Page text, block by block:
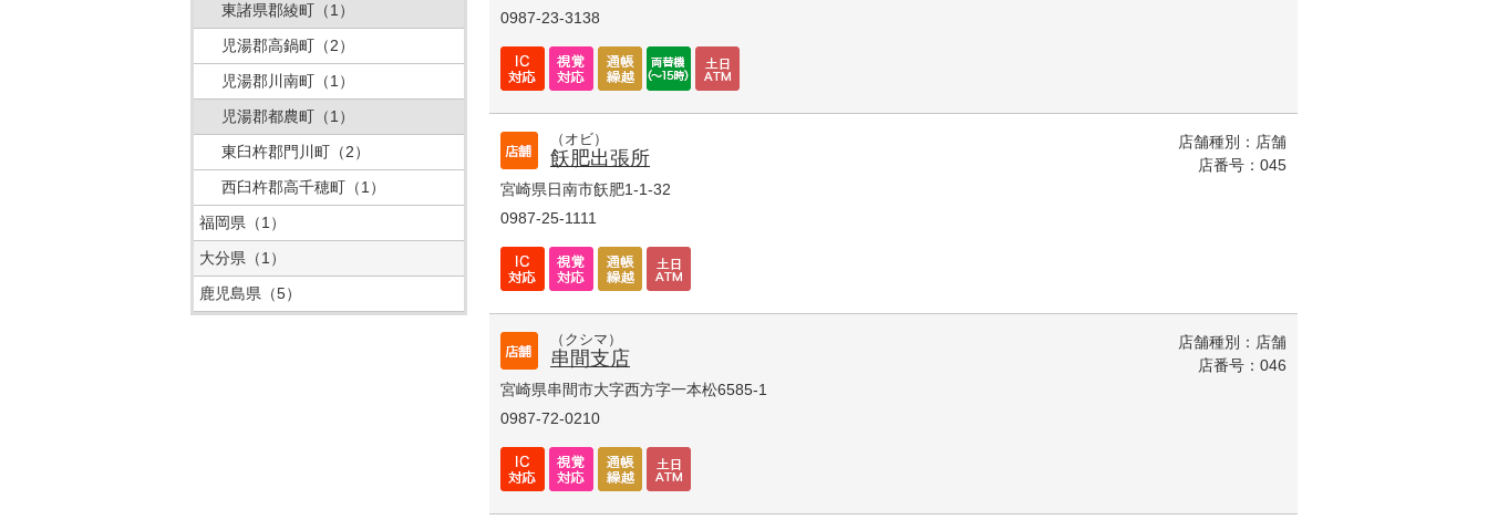
0987-23-3138
（オビ）
飫肥出張所
宮崎県日南市飫肥1-1-32
0987-25-1111
店舗種別：店舗
店番号：045
（クシマ）
串間支店
宮崎県串間市大字西方字一本松6585-1
0987-72-0210
店舗種別：店舗
店番号：046
東諸県郡綾町 （1）
児湯郡高鍋町 （2）
児湯郡川南町 （1）
児湯郡都農町 （1）
東臼杵郡門川町 （2）
西臼杵郡高千穂町 （1）
福岡県 （1）
大分県 （1）
鹿児島県 （5）